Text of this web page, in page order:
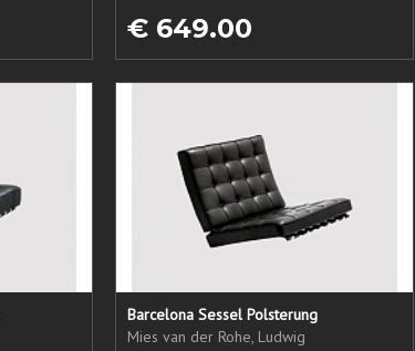
€ 649.00
Barcelona Sessel Polsterung
Mies van der Rohe, Ludwig